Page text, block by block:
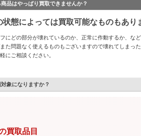
品はやっぱり買取できませんか？
状態によっては買取可能なものもあり
にどの部分が壊れているのか、正常に作動するか、な
た問題なく使えるものもございますので壊れてしまっ
にご相談ください。
象になりますか？
買取品目